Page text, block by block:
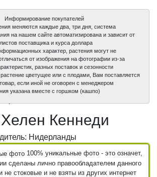
Информирование покупателей
меняются каждые два, три дня, система
на нашем сайте автоматизирована и зависит от
поставщика и курса доллара
характер, растения могут не
от изображения на фотографии из-за
разных поставок и сезонности
цветущее или с плодами, Вам поставляется
если иной не оговорен с менеджером
указана вместе с горшком (кашпо)
Кеннеди
Нидерланды
100% уникальные фото - это означет,
сделаны лично правообладателем данного
не стоковые и не взяты из других интернет